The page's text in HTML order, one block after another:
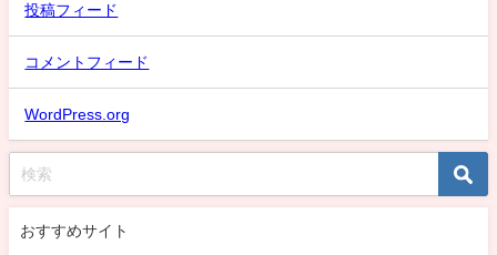
投稿フィード
コメントフィード
WordPress.org
おすすめサイト